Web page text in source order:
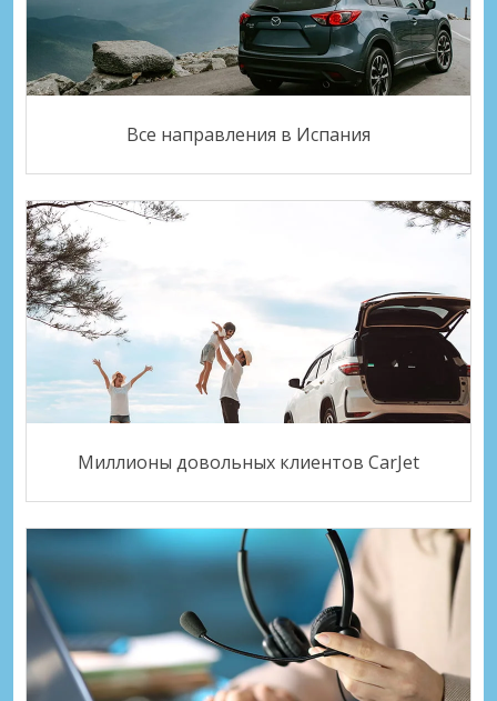
Все направления в Испания
Миллионы довольных клиентов CarJet